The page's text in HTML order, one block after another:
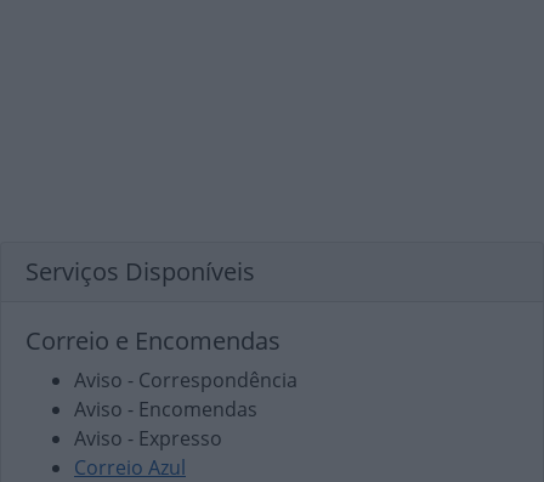
Serviços Disponíveis
Correio e Encomendas
Aviso - Correspondência
Aviso - Encomendas
Aviso - Expresso
Correio Azul